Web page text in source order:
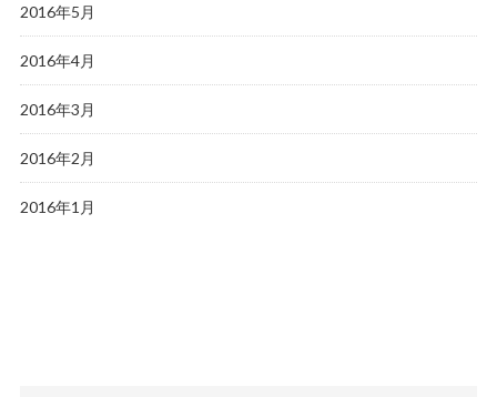
2016年5月
2016年4月
2016年3月
2016年2月
2016年1月